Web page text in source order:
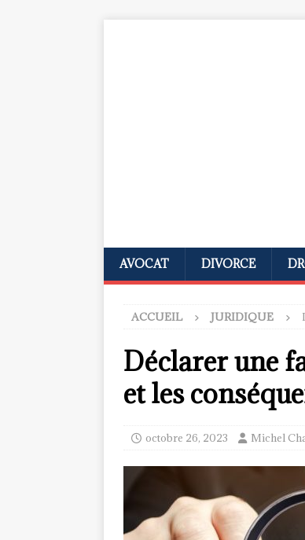
AVOCAT DIVORCE
ACCUEIL JURIDIQUE
Déclarer une
et les
octobre 26, 2023 Michel